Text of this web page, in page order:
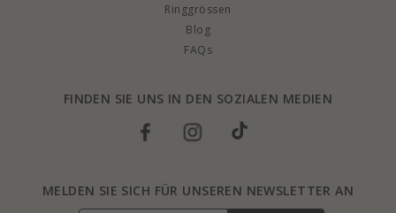
Ringgrössen
Blog
FAQs
FINDEN SIE UNS IN DEN SOZIALEN MEDIEN
MELDEN SIE SICH FÜR UNSEREN NEWSLETTER AN